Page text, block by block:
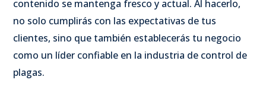
contenido se mantenga fresco y actual. Al hacerlo,
no solo cumplirás con las expectativas de tus
clientes, sino que también establecerás tu negocio
como un líder confiable en la industria de control de
plagas.